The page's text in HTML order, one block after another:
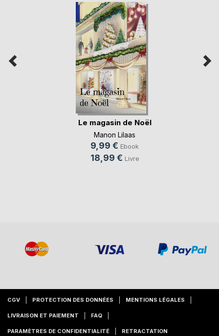
Le magasin de Noël
Manon Lilaas
9,99 € Ebook
18,99 € Livre
CGV PROTECTION DES DONNÉES MENTIONS LÉGALES
LIVRAISON ET PAIEMENT FAQ
PARAMÈTRES DE CONFIDENTIALITÉ RETRACTATION